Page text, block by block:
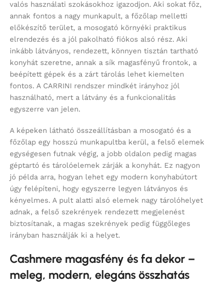
valós használati szokásokhoz igazodjon. Aki sokat főz,
annak fontos a nagy munkapult, a főzőlap melletti
előkészítő terület, a mosogató környéki praktikus
elrendezés és a jól pakolható fiókos alsó rész. Aki
inkább látványos, rendezett, könnyen tisztán tartható
konyhát szeretne, annak a sík magasfényű frontok, a
beépített gépek és a zárt tárolás lehet kiemelten
fontos. A CARRINI rendszer mindkét irányhoz jól
használható, mert a látvány és a funkcionalitás
egyszerre van jelen.
A képeken látható összeállításban a mosogató és a
főzőlap egy hosszú munkapultba kerül, a felső elemek
egységesen futnak végig, a jobb oldalon pedig magas
géptartó és tárolóelemek zárják a konyhát. Ez nagyon
jó példa arra, hogyan lehet egy modern konyhabútort
úgy felépíteni, hogy egyszerre legyen látványos és
kényelmes. A pult alatti alsó elemek nagy tárolóhelyet
adnak, a felső szekrények rendezett megjelenést
biztosítanak, a magas szekrények pedig függőleges
irányban használják ki a helyet.
Cashmere magasfény és fa dekor –
meleg, modern, elegáns összhatás